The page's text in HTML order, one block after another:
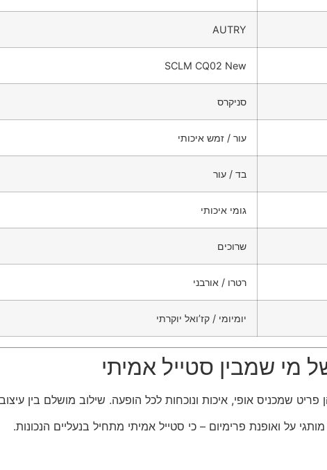
AUTRY
SCLM CQ02 New
סניקרס
עור / זמש איכותי
בד / עור
גומי איכותי
שרוכים
רטרו / אורבני
יומיומי / קז’ואל יוקרתי
מי שמבין סטייל אמיתי